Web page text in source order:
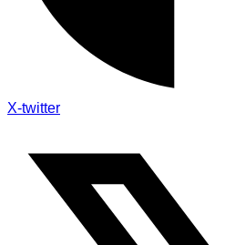
X-twitter